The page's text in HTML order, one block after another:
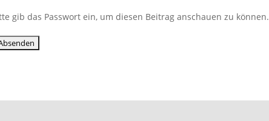
gib das Passwort ein, um diesen Beitrag anschauen zu können.